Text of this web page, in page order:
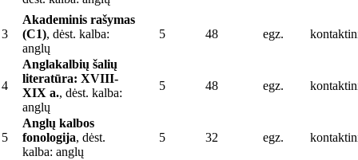
3
Akademinis rašymas
(C1), dėst. kalba:
anglų
5 48 egz.
4
Anglakalbių šalių
literatūra: XVIII-
XIX a., dėst. kalba:
anglų
5 48 egz.
5
Anglų kalbos
fonologija, dėst.
kalba: anglų
5 32 egz.